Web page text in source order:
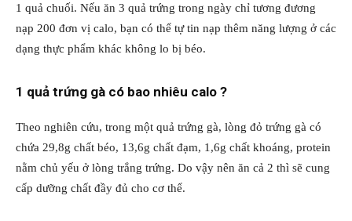
1 quả chuối. Nếu ăn 3 quả trứng trong ngày chỉ tương đương
nạp 200 đơn vị calo, bạn có thể tự tin nạp thêm năng lượng ở các
dạng thực phẩm khác không lo bị béo.
1 quả trứng gà có bao nhiêu calo ?
Theo nghiên cứu, trong một quả trứng gà, lòng đỏ trứng gà có
chứa 29,8g chất béo, 13,6g chất đạm, 1,6g chất khoáng, protein
nằm chủ yếu ở lòng trắng trứng. Do vậy nên ăn cả 2 thì sẽ cung
cấp dưỡng chất đầy đủ cho cơ thể.